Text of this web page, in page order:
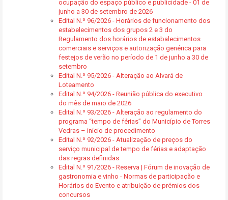
ocupação do espaço público e publicidade - 01 de
junho a 30 de setembro de 2026
Edital N.º 96/2026 - Horários de funcionamento dos
estabelecimentos dos grupos 2 e 3 do
Regulamento dos horários de estabalecimentos
comerciais e serviços e autorização genérica para
festejos de verão no período de 1 de junho a 30 de
setembro
Edital N.º 95/2026 - Alteração ao Alvará de
Loteamento
Edital N.º 94/2026 - Reunião pública do executivo
do mês de maio de 2026
Edital N.º 93/2026 - Alteração ao regulamento do
programa “tempo de férias” do Município de Torres
Vedras – início de procedimento
Edital N.º 92/2026 - Atualização de preços do
serviço municipal de tempo de férias e adaptação
das regras definidas
Edital N.º 91/2026 - Reserva | Fórum de inovação de
gastronomia e vinho - Normas de participação e
Horários do Evento e atribuição de prémios dos
concursos